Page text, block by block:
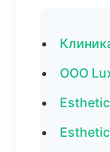
ООО